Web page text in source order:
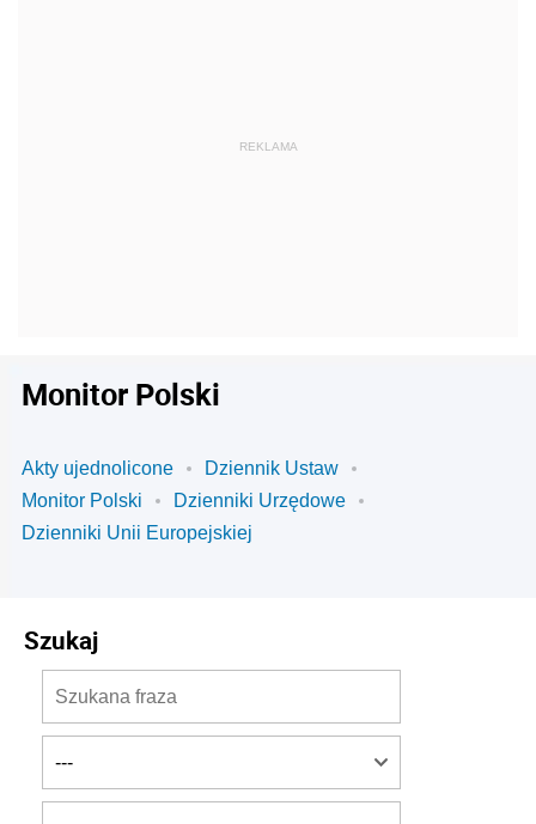
Monitor Polski
Akty ujednolicone
Dziennik Ustaw
Monitor Polski
Dzienniki Urzędowe
Dzienniki Unii Europejskiej
Szukaj